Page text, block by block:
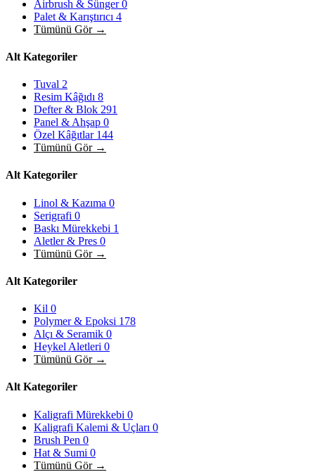
Airbrush & Sünger0
Palet & Karıştırıcı 4
Tümünü Gör →
Alt Kategoriler
Tuval 2
Resim Kâğıdı 8
Defter & Blok 291
Panel & Ahşap 0
Özel Kâğıtlar 144
Tümünü Gör →
Alt Kategoriler
Linol & Kazıma 0
Serigrafi 0
Baskı Mürekkebi 1
Aletler & Pres 0
Tümünü Gör →
Alt Kategoriler
Kil 0
Polymer & Epoksi 178
Alçı & Seramik 0
Heykel Aletleri 0
Tümünü Gör →
Alt Kategoriler
Kaligrafi Mürekkebi 0
Kaligrafi Kalemi & Uçları 0
Brush Pen 0
Hat & Sumi 0
Tümünü Gör →